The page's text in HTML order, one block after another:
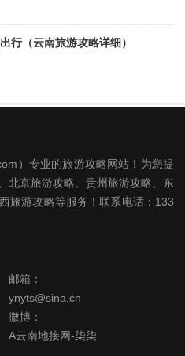
行（云南旅游攻略详细）
）专业的旅游攻略网站！为您提
北京旅游攻略、贵州旅游攻略、东
旅游攻略等服务！联系电话：133
邮箱：
ynyts@sina.cn
微博：
A云南地接网-柒柒